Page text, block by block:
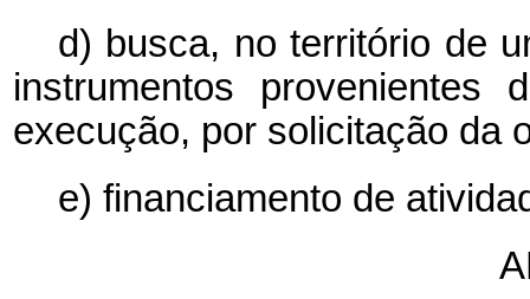
d) busca, no território de
instrumentos
execução, por solicitação da
e) financiamento de